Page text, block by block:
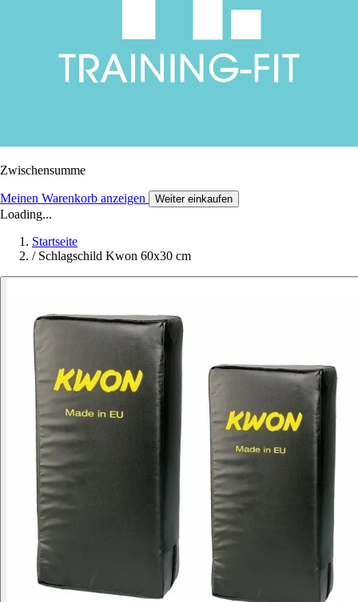
Zwischensumme
Meinen Warenkorb anzeigen Weiter einkaufen
Loading...
Startseite
/ Schlagschild Kwon 60x30 cm